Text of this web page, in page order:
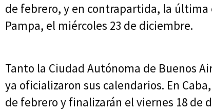
de febrero, y en contrapartida, la última
Pampa, el miércoles 23 de diciembre.
Tanto la Ciudad Autónoma de Buenos
ya oficializaron sus calendarios. En
de febrero y finalizarán el viernes 18 de